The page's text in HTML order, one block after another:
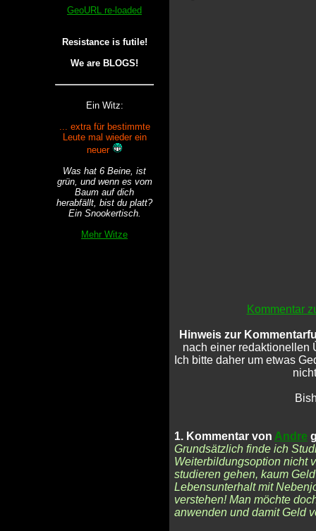
GeoURL re-loaded
Resistance is futile!
We are BLOGS!
Ein Witz:
... extra für bestimmte
Leute mal wieder ein
neuer
Was hat 6 Beine, ist
grün, und wenn es vom
Baum auf dich
herabfällt, bist du platt?
Ein Snookertisch.
Mehr Witze
Kommentar
Hinweis zur
nach einer redaktionellen
Ich bitte daher um etwas
1. Kommentar von Andre
Grundsätzlich finde ich
Weiterbildungsoption nicht
studieren gehen, kaum
Lebensunterhalt mit
verstehen! Man möchte
anwenden und damit Geld